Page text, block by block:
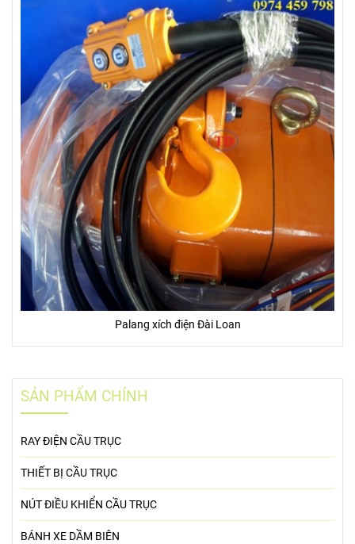
Palang xích điện Đài Loan
SẢN PHẨM CHÍNH
RAY ĐIỆN CẦU TRỤC
THIẾT BỊ CẦU TRỤC
NÚT ĐIỀU KHIỂN CẦU TRỤC
BÁNH XE DẦM BIÊN